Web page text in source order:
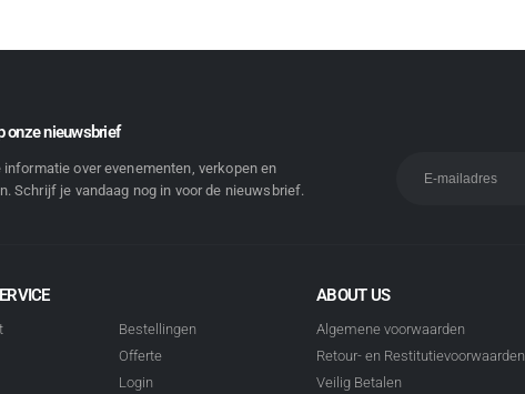
onze nieuwsbrief
informatie over evenementen, verkopen en
Schrijf je vandaag nog in voor de nieuwsbrief.
Bestellingen
Offerte
Login
ABOUT US
Algemene voorwaarden
Retour- en Restitutievoorwaarden
Veilig Betalen